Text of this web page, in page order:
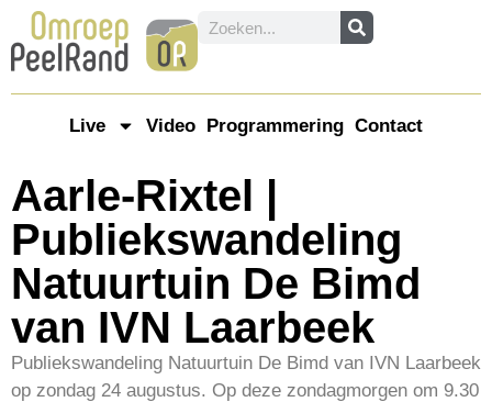
Live Video Programmering Contact
Aarle-Rixtel |
Publiekswandeling
Natuurtuin De Bimd
van IVN Laarbeek
Publiekswandeling Natuurtuin De Bimd van IVN Laarbeek
op zondag 24 augustus. Op deze zondagmorgen om 9.30